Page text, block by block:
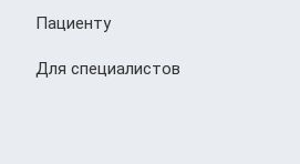
Пациенту
Для специалистов